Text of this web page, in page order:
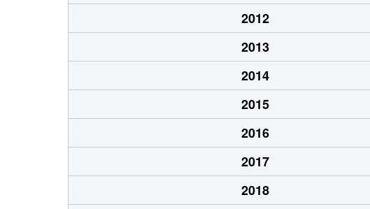
2012
2013
2014
2015
2016
2017
2018